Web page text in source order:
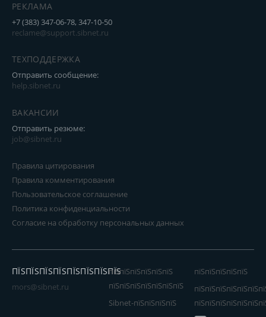
РЕКЛАМА
+7 (383) 347-06-78, 347-10-50
reclame@support.sibnet.ru
ТЕХПОДДЕРЖКА
Отправить сообщение:
help.sibnet.ru
ВАКАНСИИ
Отправить резюме:
job@sibnet.ru
Правила цитирования
Правила комментирования
Пользовательское соглашение
Политика конфиденциальности
Согласие на обработку персональных данных
ПЇЅПЇЅПЇЅПЇЅПЇЅПЇЅПЇЅПЇЅ
mors@sibnet.ru
пїЅпїЅпїЅпїЅпїЅпїЅ
пїЅпїЅпїЅпїЅпїЅпїЅпїЅ
Sibnet-пїЅпїЅпїЅпїЅ
пїЅпїЅпїЅпїЅпїЅ